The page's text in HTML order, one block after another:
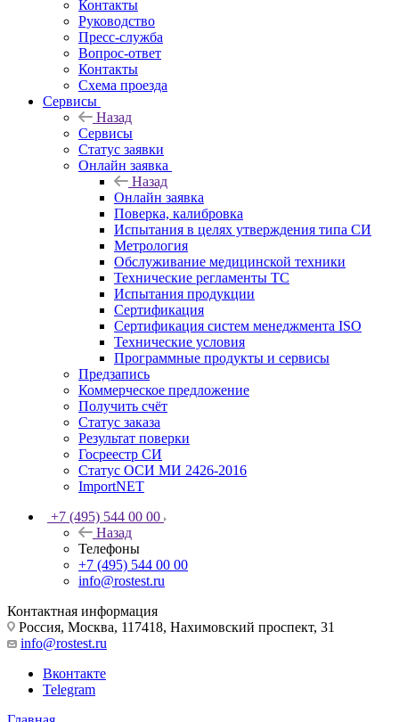
Контакты
Руководство
Пресс-служба
Вопрос-ответ
Контакты
Схема проезда
Сервисы
Назад
Сервисы
Статус заявки
Онлайн заявка
Назад
Онлайн заявка
Поверка, калибровка
Испытания в целях утверждения типа СИ
Метрология
Обслуживание медицинской техники
Технические регламенты ТС
Испытания продукции
Сертификация
Сертификация систем менеджмента ISO
Технические условия
Программные продукты и сервисы
Предзапись
Коммерческое предложение
Получить счёт
Статус заказа
Результат поверки
Госреестр СИ
Статус ОСИ МИ 2426-2016
ImportNET
+7 (495) 544 00 00
Назад
Телефоны
+7 (495) 544 00 00
info@rostest.ru
Контактная информация
Россия, Москва, 117418, Нахимовский проспект, 31
info@rostest.ru
Вконтакте
Telegram